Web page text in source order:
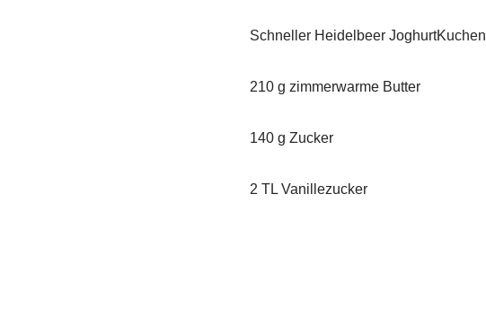
Schneller Heidelbeer JoghurtKuchen
210 g zimmerwarme Butter
140 g Zucker
2 TL Vanillezucker